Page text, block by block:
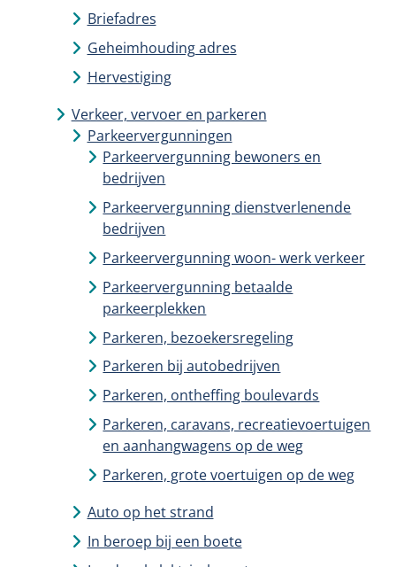
Briefadres
Geheimhouding adres
Hervestiging
Verkeer, vervoer en parkeren
Parkeervergunningen
Parkeervergunning bewoners en
bedrijven
Parkeervergunning dienstverlenende
bedrijven
Parkeervergunning woon- werk verkeer
Parkeervergunning betaalde
parkeerplekken
Parkeren, bezoekersregeling
Parkeren bij autobedrijven
Parkeren, ontheffing boulevards
Parkeren, caravans, recreatievoertuigen
en aanhangwagens op de weg
Parkeren, grote voertuigen op de weg
Auto op het strand
In beroep bij een boete